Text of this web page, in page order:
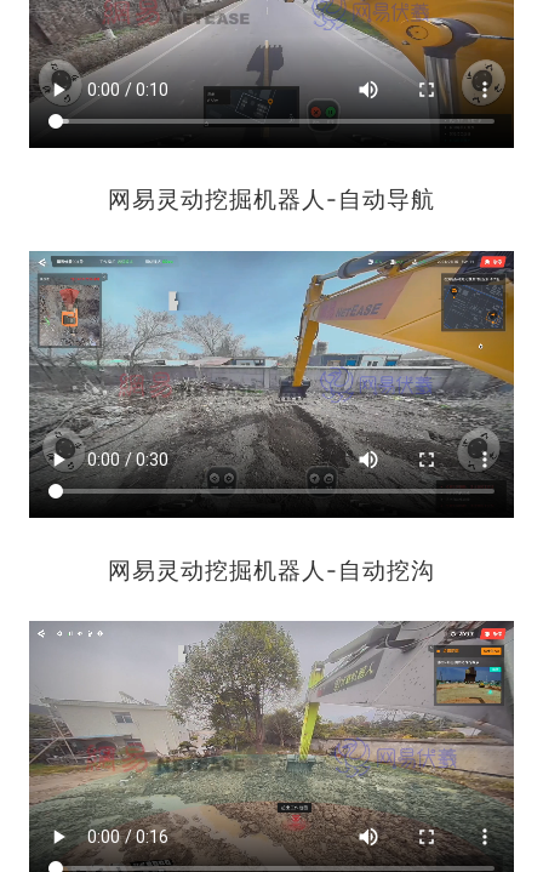
网易灵动挖掘机器人-自动导航
网易灵动挖掘机器人-自动挖沟